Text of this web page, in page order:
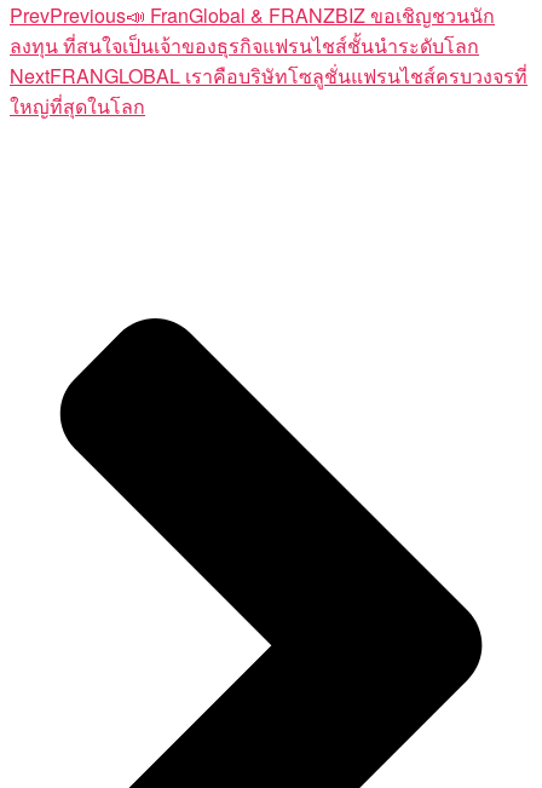
PrevPrevious📣 FranGlobal & FRANZBIZ ขอเชิญชวนนัก
ลงทุน ที่สนใจเป็นเจ้าของธุรกิจแฟรนไชส์ชั้นนำระดับโลก
NextFRANGLOBAL เราคือบริษัทโซลูชั่นแฟรนไชส์ครบวงจรที่
ใหญ่ที่สุดในโลก